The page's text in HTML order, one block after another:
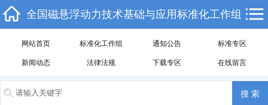
全国磁悬浮动力技术基础与应用标准化工作组
网站首页 标准化工作组 通知公告 标准专区
新闻动态 法律法规 下载专区 在线留言